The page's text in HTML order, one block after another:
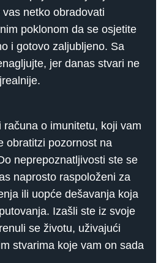
netko obradovati
poklonom da se osjetite
i gotovo zaljubljeno. Sa
jer danas stvari ne
računa o imunitetu, koji vam
obratitzi pozornost na
neprepoznatljivosti ste se
naprosto raspoloženi za
ili uopće dešavanja koja
Izašli ste iz svoje
se životu, uživajući
stvarima koje vam on sada